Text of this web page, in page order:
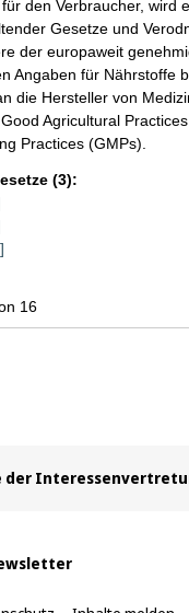
den Verbraucher, wird
Gesetze und
der europaweit
Angaben für Nährstoffe
die Hersteller von
Agricultural
Practices (GMPs).
(3):
16
der